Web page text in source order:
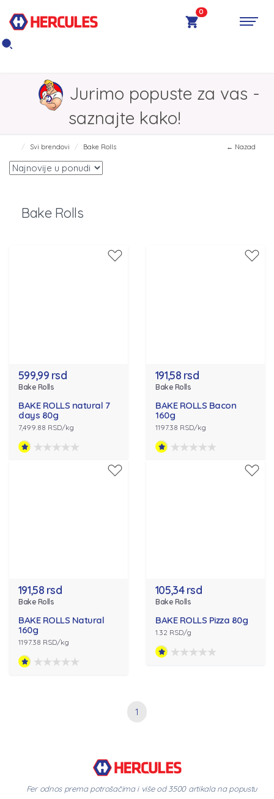
0
Jurimo popuste za vas -
saznajte kako!
Svi brendovi Bake Rolls ← Nazad
Bake Rolls
599,99 rsd
Bake Rolls
BAKE ROLLS natural 7
days 80g
7,499.88 RSD/kg
191,58 rsd
Bake Rolls
BAKE ROLLS Bacon
160g
1197.38 RSD/kg
191,58 rsd
Bake Rolls
BAKE ROLLS Natural
160g
1197.38 RSD/kg
105,34 rsd
Bake Rolls
BAKE ROLLS Pizza 80g
1.32 RSD/g
1
Fer odnos prema potrošačima i više od 3500 artikala na popustu